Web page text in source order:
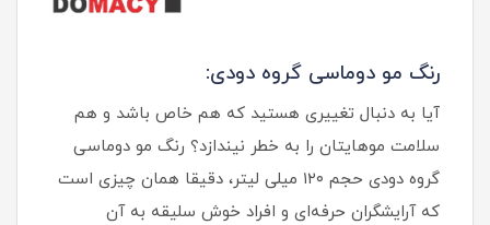
رنگ مو دوماسی گروه دودی:
آیا به دنبال تغییری هستید که هم خاص باشد و هم
سلامت موهایتان را به خطر نیندازد؟ رنگ مو دوماسی
گروه دودی حجم ۱۲۰ میلی لیتر، دقیقا همان چیزی است
که آرایشگران حرفه‌ای و افراد خوش سلیقه به آن